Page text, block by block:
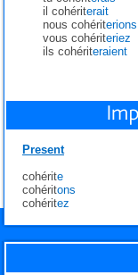
il cohériterait
nous cohériterions
vous cohériteriez
ils cohériteraient
Present
cohérite
cohéritons
cohéritez